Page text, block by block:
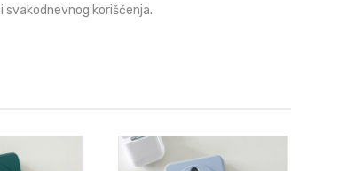
korišćenja.